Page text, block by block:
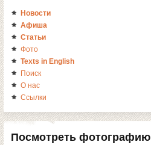
Новости
Афиша
Статьи
Фото
Texts in English
Поиск
О нас
Ссылки
Посмотреть фотографию